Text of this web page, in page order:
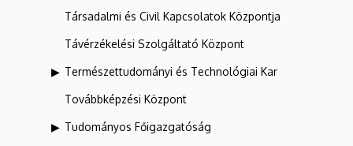
Társadalmi és Civil Kapcsolatok Központja
Távérzékelési Szolgáltató Központ
Természettudományi és Technológiai Kar
Továbbképzési Központ
Tudományos Főigazgatóság